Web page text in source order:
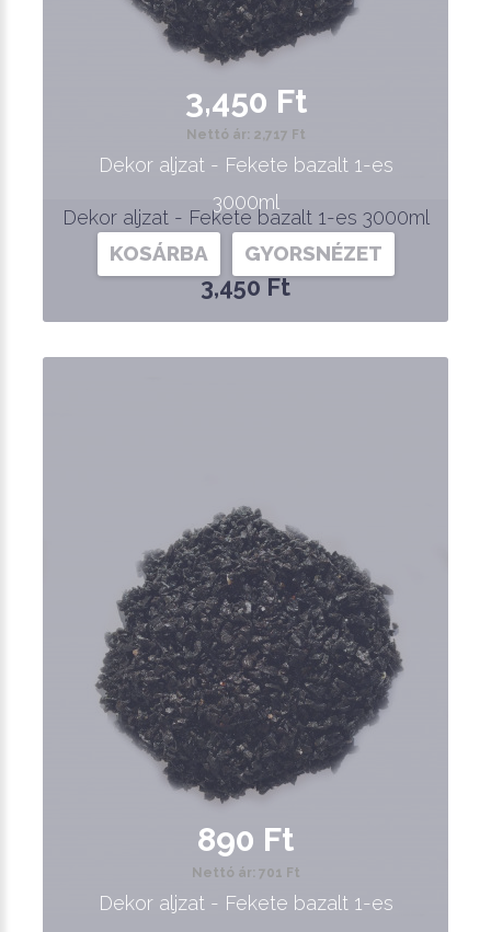
Dekor aljzat - Fekete bazalt 1-es 3000ml
3,450 Ft
3,450 Ft
Nettó ár: 2,717 Ft
Dekor aljzat - Fekete bazalt 1-es
3000ml
KOSÁRBA GYORSNÉZET
890 Ft
Nettó ár: 701 Ft
Dekor aljzat - Fekete bazalt 1-es